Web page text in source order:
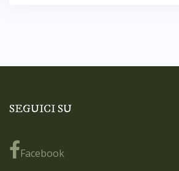
SEGUICI SU
Facebook